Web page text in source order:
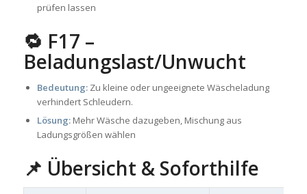
prüfen lassen
🔁 F17 –
Beladungslast/Unwucht
Bedeutung:Zu kleine oder ungeeignete Wäscheladung
verhindert Schleudern.
Lösung:Mehr Wäsche dazugeben, Mischung aus
Ladungsgrößen wählen
📌 Übersicht & Soforthilfe